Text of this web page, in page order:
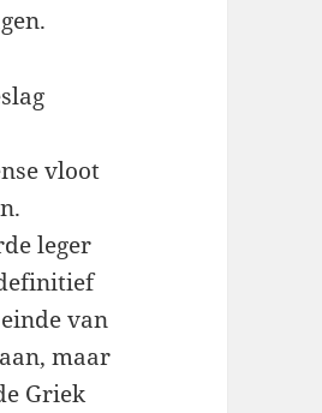
vloot
leger
van
maar
Griek